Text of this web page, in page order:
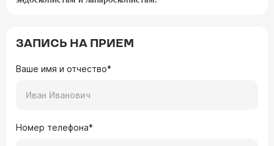
ЗАПИСЬ НА ПРИЕМ
Ваше имя и отчество*
Номер телефона*